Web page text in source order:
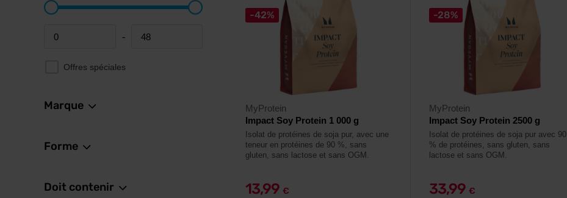
Minimum price -
Maximum price
Offres spéciales
Marque
Forme
Doit contenir
-42%
MyProtein
Impact Soy Protein 1 000 g
Isolat de protéines de soja pur, avec une
teneur en protéines de 90 %, sans
gluten, sans lactose et sans OGM.
13,99 €
-28%
MyProtein
Impact Soy Protein 2500 g
Isolat de protéines de soja pur avec 90
% de protéines, sans gluten, sans
lactose et sans OGM.
33,99 €